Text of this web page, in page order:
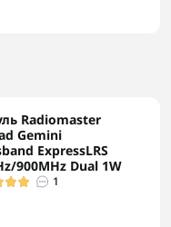
Radiomaster
Gemini
ExpressLRS
900MHz Dual 1W
1